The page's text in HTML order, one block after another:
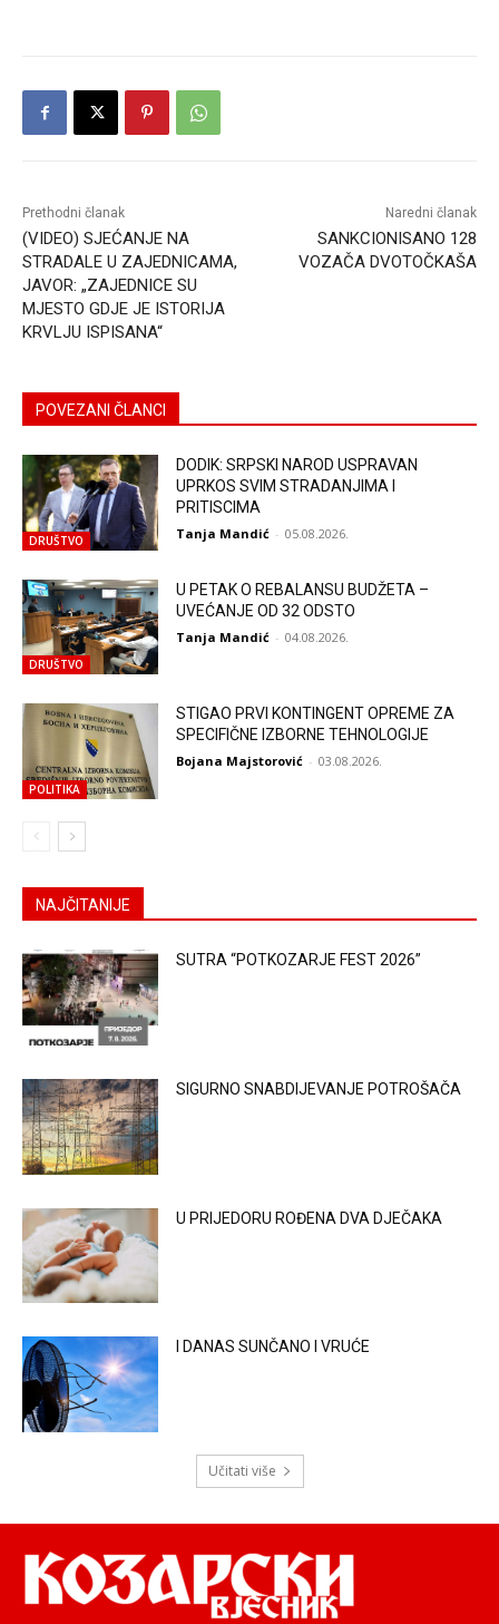
Prethodni članak
(VIDEO) SJEĆANJE NA
STRADALE U ZAJEDNICAMA,
JAVOR: „ZAJEDNICE SU
MJESTO GDJE JE ISTORIJA
KRVLJU ISPISANA“
Naredni članak
SANKCIONISANO 128
VOZAČA DVOTOČKAŠA
POVEZANI ČLANCI
DRUŠTVO
DODIK: SRPSKI NAROD USPRAVAN
UPRKOS SVIM STRADANJIMA I
PRITISCIMA
Tanja Mandić - 05.08.2026.
DRUŠTVO
U PETAK O REBALANSU BUDŽETA –
UVEĆANJE OD 32 ODSTO
Tanja Mandić - 04.08.2026.
POLITIKA
STIGAO PRVI KONTINGENT OPREME ZA
SPECIFIČNE IZBORNE TEHNOLOGIJE
Bojana Majstorović - 03.08.2026.
NAJČITANIJE
SUTRA “POTKOZARJE FEST 2026”
SIGURNO SNABDIJEVANJE POTROŠAČA
U PRIJEDORU ROĐENA DVA DJEČAKA
I DANAS SUNČANO I VRUĆE
Učitati više